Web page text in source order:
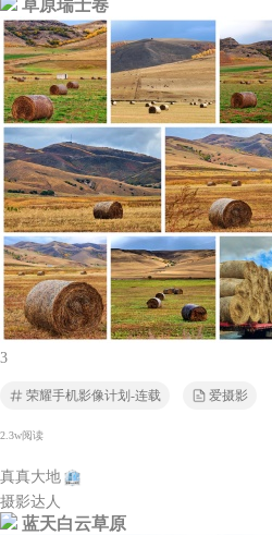
草原瑞士卷
3
荣耀手机影像计划-连载 爱摄影
2.3w阅读
真真大地
摄影达人
蓝天白云草原